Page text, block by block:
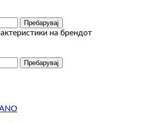
Пребарувај
на брендот
Пребарувај